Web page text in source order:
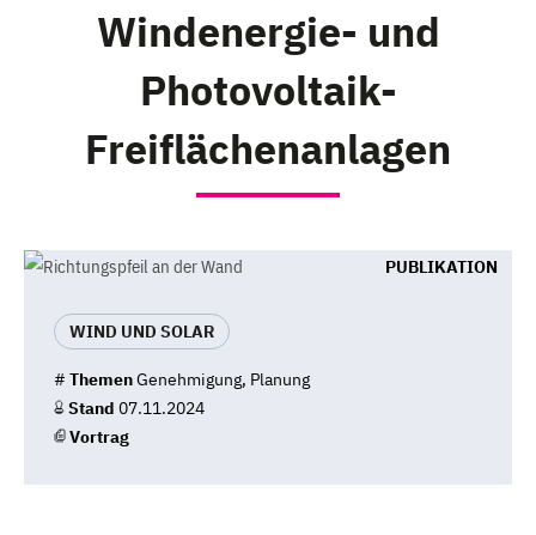
Windenergie- und
Photovoltaik-
Freiflächenanlagen
PUBLIKATION
WIND UND SOLAR
# ThemenGenehmigung, Planung
Stand 07.11.2024
Vortrag